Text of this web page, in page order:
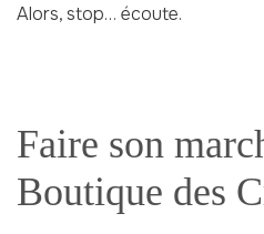
Alors, stop… écoute.
Faire son
Boutique des